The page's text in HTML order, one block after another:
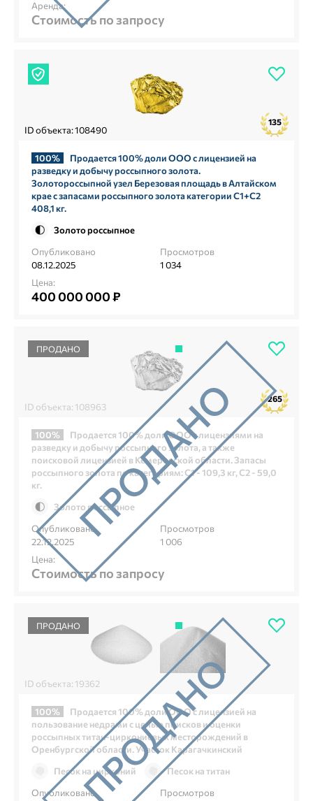
Аренда:
Стоимость по запросу
ID объекта: 108490
135
100%
Продается 100% доли ООО с лицензией на
разведку и добычу россыпного золота.
Золотороссыпной узел Березовая площадь в Алтайском
крае с запасами россыпного золота категории С1+С2
408,1 кг.
Золото россыпное
Опубликовано
08.12.2025
Просмотров
1 034
Цена:
400 000 000 ₽
ПРОДАНО
ID объекта: 108963
265
100%
Продается 100% доли ООО с лицензиями на
разведку и добычу россыпного золота, а также
поисковой лицензией в Кемеровской области. Запасы
россыпного золота по категориям: С1 - 109,3 кг, С2 - 59,0
кг.
Золото россыпное
Опубликовано
22.12.2025
Просмотров
1 006
Цена:
Стоимость по запросу
ПРОДАНО
ID объекта: 19362
100%
Продается 100% доли ООО с лицензией на
пользование недрами с целью поисков и оценки
россыпных титан-циркониевых месторождений в
Оренбургской области. Участок Карагачкинский
Песок на цирконий
Песок на титан
Опубликовано
Просмотров